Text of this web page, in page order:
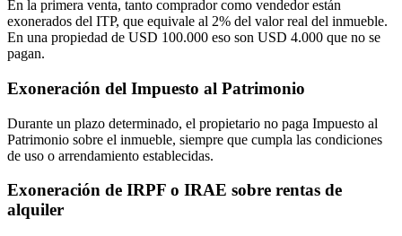
En la primera venta, tanto comprador como vendedor están
exonerados del ITP, que equivale al 2% del valor real del inmueble.
En una propiedad de USD 100.000 eso son USD 4.000 que no se
pagan.
Exoneración del Impuesto al Patrimonio
Durante un plazo determinado, el propietario no paga Impuesto al
Patrimonio sobre el inmueble, siempre que cumpla las condiciones
de uso o arrendamiento establecidas.
Exoneración de IRPF o IRAE sobre rentas de
alquiler